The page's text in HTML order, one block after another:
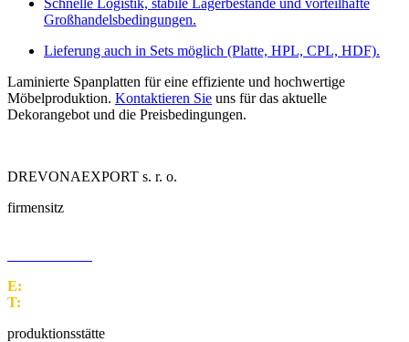
Großhandelsbedingungen.
Lieferung auch in Sets möglich (Platte, HPL, CPL, HDF).
Laminierte Spanplatten für eine effiziente und hochwertige
Möbelproduktion. Kontaktieren Sie uns für das aktuelle
Dekorangebot und die Preisbedingungen.
DREVONAEXPORT s. r. o.
firmensitz
E:
T:
produktionsstätte